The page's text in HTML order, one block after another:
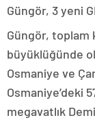
Güngör, 3 yeni
Güngör, toplam
büyüklüğünde
Osmaniye ve
Osmaniye’deki
megavatlık